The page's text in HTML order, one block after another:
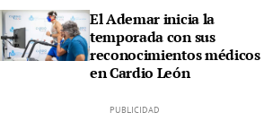
El Ademar inicia la
temporada con sus
reconocimientos médicos
en Cardio León